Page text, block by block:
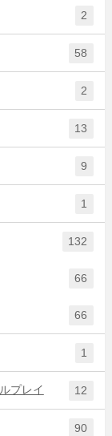
2
58
2
13
9
1
132
66
66
1
プレイ 12
90